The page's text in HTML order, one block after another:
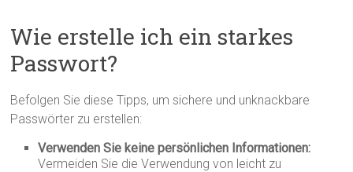
Wie erstelle ich ein starkes
Passwort?
Befolgen Sie diese Tipps, um sichere und unknackbare
Passwörter zu erstellen:
Verwenden Sie keine persönlichen Informationen:
Vermeiden Sie die Verwendung von leicht zu